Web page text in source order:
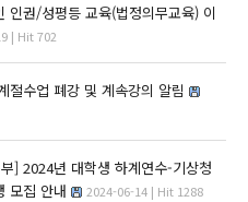
인권/성평등 교육(법정의무교육) 이
| Hit 702
절수업 폐강 및 계속강의 알림
] 2024년 대학생 하계연수-기상청
모집 안내
2024-06-14 | Hit 1288